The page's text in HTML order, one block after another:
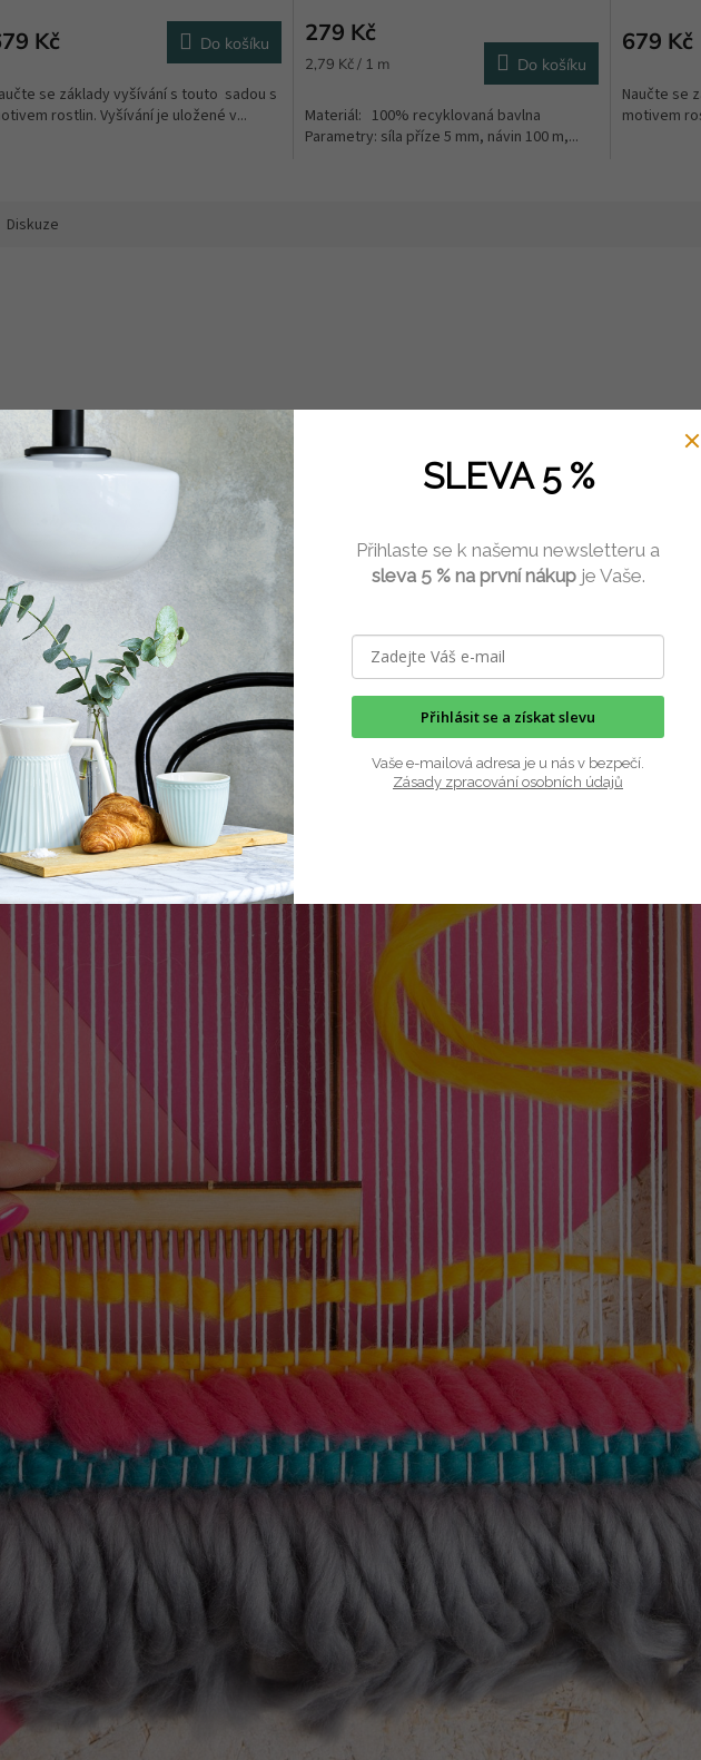
Kč Do košíku
se základy vyšívání s touto sadou s
rostlin. Vyšívání je uložené v...
279 Kč
Měrná
2,79 Kč / 1 m Do košíku
Materiál: 100% recyklovaná bavlna
Parametry: síla příze 5 mm, návin 100 m,...
679 Kč
Naučte se
motivem
Diskuze
je probudit ve svých zákaznicích kreativitu a pomoci jim vytvořit úžasné věcí ať už v pohodlí
začátečnice, ale potěší i pokročilé. Ruční práce nebyly nikdy jednodušší a navíc v jedné krabičce
v Dorsetu.
SLEVA 5 %
Přihlaste se k našemu newsletteru a
sleva 5 % na první nákupje Vaše.
Přihlásit se a získat slevu
Vaše e-mailová adresa je u nás v bezpečí.
Zásady zpracování osobních údajů